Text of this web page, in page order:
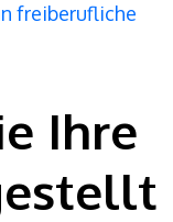
freiberufliche
Ihre